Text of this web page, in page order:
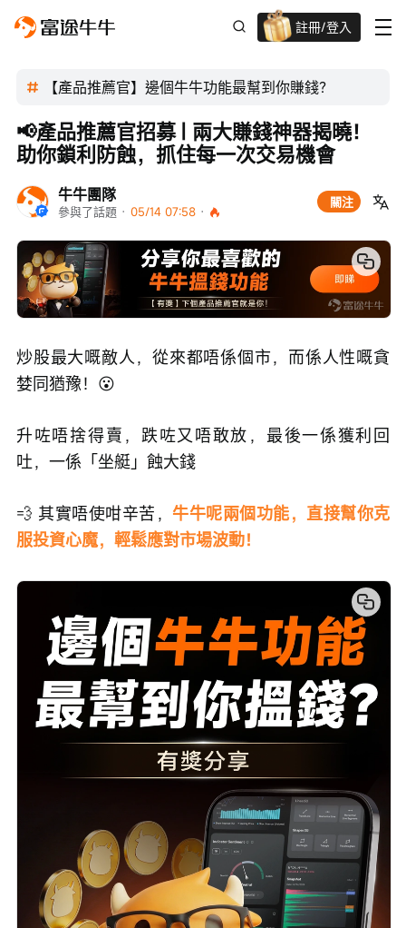
註冊/登入
迎新驚喜賞 股票/BTC等任你揀!
【產品推薦官】邊個牛牛功能最幫到你賺錢？
牛牛團隊
參與了話題 · 05/14 07:58 ·
關注
📢產品推薦官招募 | 兩大賺錢神器揭曉！
助你鎖利防蝕，抓住每一次交易機會
炒股最大嘅敵人，從來都唔係個市，而係人性嘅貪
婪同猶豫！😮
升咗唔捨得賣，跌咗又唔敢放，最後一係獲利回
吐，一係「坐艇」蝕大錢
💨 其實唔使咁辛苦， 牛牛呢兩個功能，直接幫你克
服投資心魔，輕鬆應對市場波動！